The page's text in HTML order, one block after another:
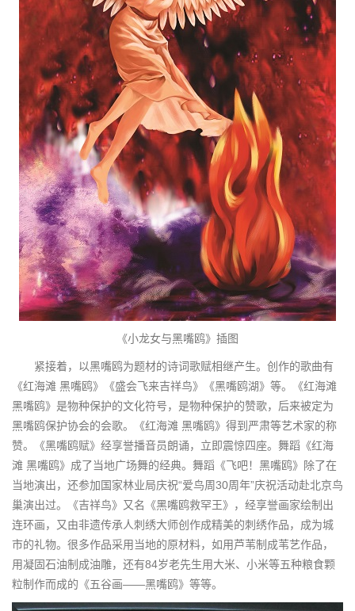
《小龙女与黑嘴鸥》插图
紧接着，以黑嘴鸥为题材的诗词歌赋相继产生。创作的歌曲有
《红海滩 黑嘴鸥》《盛会飞来吉祥鸟》《黑嘴鸥湖》等。《红海滩
黑嘴鸥》是物种保护的文化符号，是物种保护的赞歌，后来被定为
黑嘴鸥保护协会的会歌。《红海滩 黑嘴鸥》得到严肃等艺术家的称
赞。《黑嘴鸥赋》经享誉播音员朗诵，立即震惊四座。舞蹈《红海
滩 黑嘴鸥》成了当地广场舞的经典。舞蹈《飞吧！黑嘴鸥》除了在
当地演出，还参加国家林业局庆祝“爱鸟周30周年”庆祝活动赴北京鸟
巢演出过。《吉祥鸟》又名《黑嘴鸥救罕王》，经享誉画家绘制出
连环画，又由非遗传承人刺绣大师创作成精美的刺绣作品，成为城
市的礼物。很多作品采用当地的原材料，如用芦苇制成苇艺作品，
用凝固石油制成油雕，还有84岁老先生用大米、小米等五种粮食颗
粒制作而成的《五谷画——黑嘴鸥》等等。